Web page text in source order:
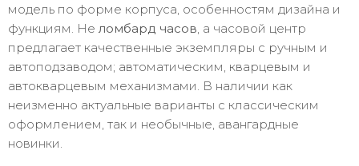
модель по форме корпуса, особенностям дизайна и
функциям. Не ломбард часов , а часовой центр
предлагает качественные экземпляры с ручным и
автоподзаводом; автоматическим, кварцевым и
автокварцевым механизмами. В наличии как
неизменно актуальные варианты с классическим
оформлением, так и необычные, авангардные
новинки.